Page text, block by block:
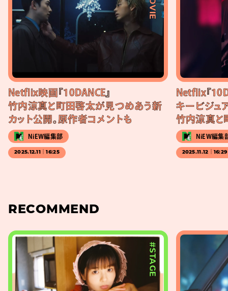
Netflix映画『10DANCE』
竹内涼真と町田啓太が見つめあう新
カット公開。原作者コメントも
NiEW編集部
2025.12.11｜16:25
Netflix『
キービジュ
竹内涼真と
NiEW編集
2025.11.12｜16:29
RECOMMEND
#STAGE